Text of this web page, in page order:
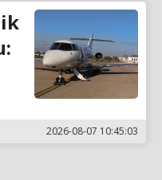
2026-08-07 10:45:03